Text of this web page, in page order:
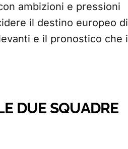
ambizioni e pressioni
il destino europeo di
e il pronostico che i
DUE SQUADRE